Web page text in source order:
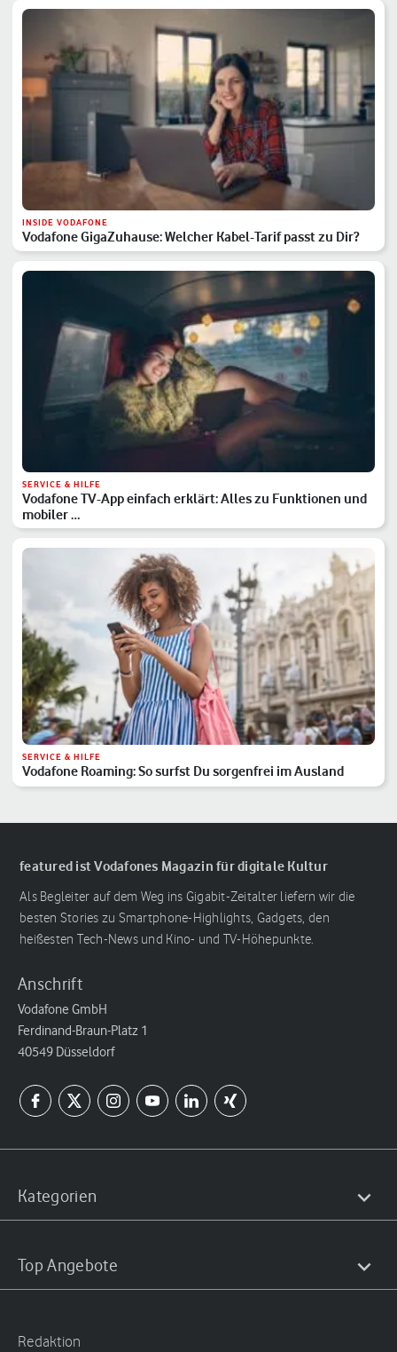
INSIDE VODAFONE
Vodafone GigaZuhause: Welcher Kabel-Tarif passt zu Dir?
SERVICE & HILFE
Vodafone TV-App einfach erklärt: Alles zu Funktionen und
mobiler …
SERVICE & HILFE
Vodafone Roaming: So surfst Du sorgenfrei im Ausland
featured ist Vodafones Magazin für digitale Kultur
Als Begleiter auf dem Weg ins Gigabit-Zeitalter liefern wir die
besten Stories zu Smartphone-Highlights, Gadgets, den
heißesten Tech-News und Kino- und TV-Höhepunkte.
Anschrift
Vodafone GmbH
Ferdinand-Braun-Platz 1
40549 Düsseldorf
Kategorien
Top Angebote
Redaktion